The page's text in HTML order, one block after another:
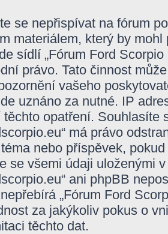
se nepřispívat na fórum
materiálem, který by
sídlí „Fórum Ford
právo. Tato činnost
vašeho
uznáno za nutné. IP
těchto opatření. Souhlasíte
má právo
nebo příspěvek,
se všemi údaji uloženými
ani phpBB
„Fórum Ford
za jakýkoliv pokus o
těchto dat.